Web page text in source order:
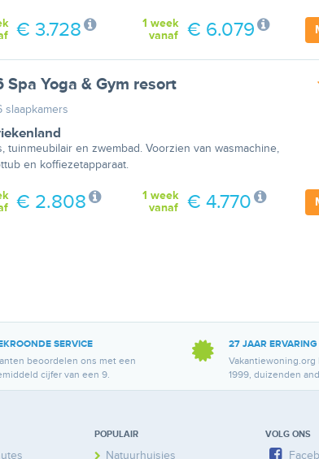
1 week
vanaf
€ 6.079
€ 3.728
Spa Yoga & Gym resort
slaapkamers
tuinmeubilair en zwembad. Voorzien van wasmachine,
en koffiezetapparaat.
1 week
vanaf
€ 4.770
€ 2.808
SERVICE
beoordelen ons met een
cijfer van een 9.
27 JAAR ERVARING
Vakantiewoning.org
1999, duizenden
POPULAIR
Natuurhuisjes
VOLG ONS